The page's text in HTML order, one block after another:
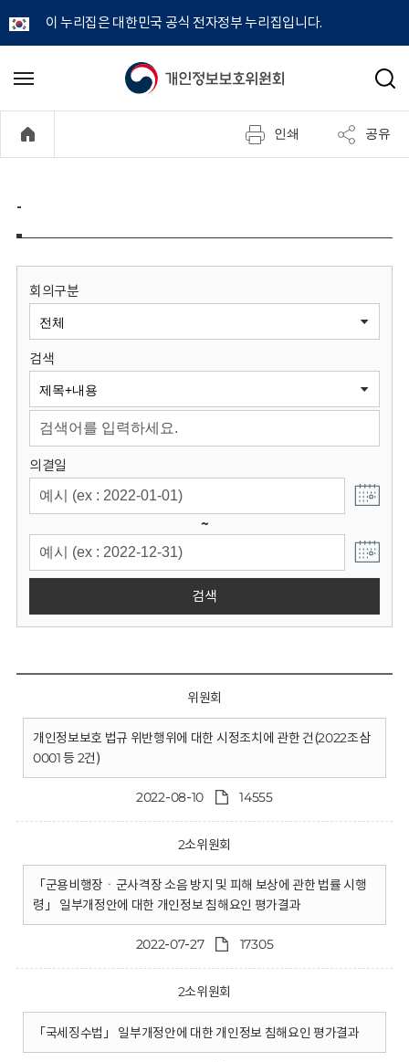
이 누리집은 대한민국 공식 전자정부 누리집입니다.
개
정
보
원
회
메
기
검
인쇄 공유
-
회의구분
검색
의결일
~
검색
위원회
개인정보보호 법규 위반행위에 대한 시정조치에 관한 건(2022조삼
0001 등 2건)
2022-08-10 14555
2소위원회
「군용비행장ㆍ군사격장 소음 방지 및 피해 보상에 관한 법률 시행
령」 일부개정안에 대한 개인정보 침해요인 평가결과
2022-07-27 17305
2소위원회
「국세징수법」 일부개정안에 대한 개인정보 침해요인 평가결과